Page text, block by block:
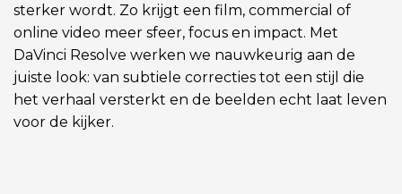
sterker wordt. Zo krijgt een film, commercial of
online video meer sfeer, focus en impact. Met
DaVinci Resolve werken we nauwkeurig aan de
juiste look: van subtiele correcties tot een stijl die
het verhaal versterkt en de beelden echt laat leven
voor de kijker.